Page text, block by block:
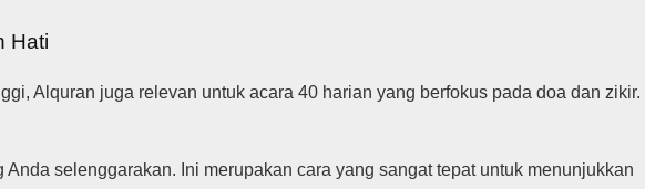
Hati
Alquran juga relevan untuk acara 40 harian yang berfokus pada doa dan zikir.
selenggarakan. Ini merupakan cara yang sangat tepat untuk menunjukkan